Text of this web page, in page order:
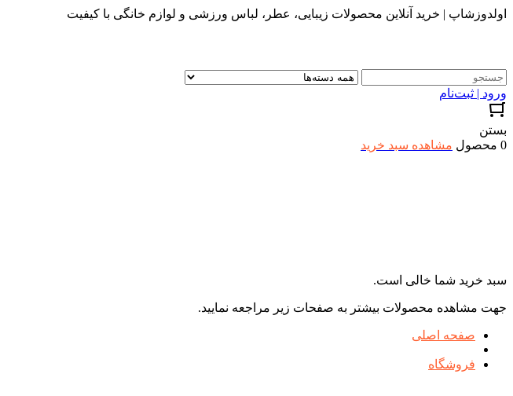
اولدوزشاپ | خرید آنلاین محصولات زیبایی، عطر، لباس ورزشی و لوازم خانگی با کیفیت
ورود | ثبت‌نام
بستن
0 محصول
مشاهده سبد خرید
سبد خرید شما خالی است.
جهت مشاهده محصولات بیشتر به صفحات زیر مراجعه نمایید.
صفحه اصلی
فروشگاه